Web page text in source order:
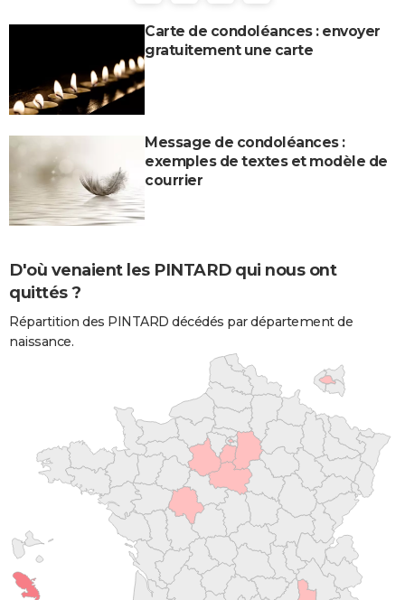
Carte de condoléances : envoyer
gratuitement une carte
Message de condoléances :
exemples de textes et modèle de
courrier
D'où venaient les PINTARD qui nous ont
quittés ?
Répartition des PINTARD décédés par département de
naissance.